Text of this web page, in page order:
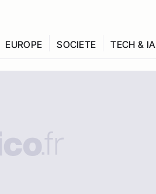
EUROPE SOCIETE TECH & IA